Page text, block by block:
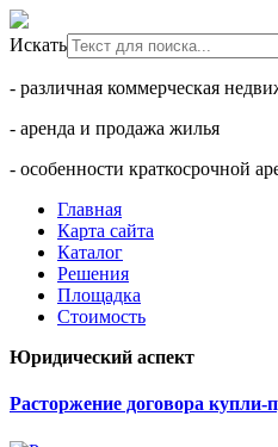
Искать
- различная коммерческая
- аренда и продажа жилья
- особенности краткосрочной
Главная
Карта сайта
Каталог
Решения
Площадка
Стоимость
Юридический аспект
Расторжение договора